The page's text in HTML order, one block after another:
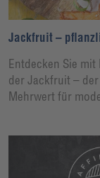
Jackfruit –
Entdecken Sie
der Jackfruit –
Mehrwert für